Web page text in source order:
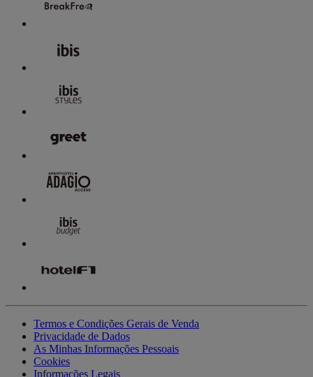
Termos e Condições Gerais de Venda
Privacidade de Dados
As Minhas Informações Pessoais
Cookies
Informações Legais